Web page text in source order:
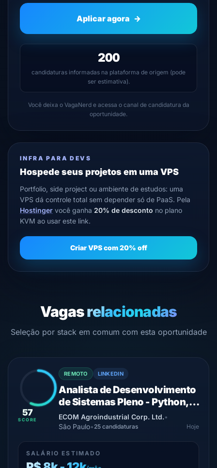
Aplicar agora →
200
candidaturas informadas na plataforma de origem (pode
ser estimativa).
Você deixa o VagaNerd e acessa o canal de candidatura da
oportunidade.
INFRA PARA DEVS
Hospede seus projetos em uma VPS
Portfolio, side project ou ambiente de estudos: uma
VPS dá controle total sem depender só de PaaS. Pela
Hostinger você ganha 20% de desconto no plano
KVM ao usar este link.
Criar VPS com 20% off
Vagasrelacionadas
Seleção por stack em comum com esta oportunidade
57
SCORE
REMOTO LINKEDIN
Analista de Desenvolvimento
de Sistemas Pleno - Python,
Django, React e SQL Server
ECOM Agroindustrial Corp. Ltd.•
São Paulo• 25 candidaturas Hoje
SALÁRIO ESTIMADO